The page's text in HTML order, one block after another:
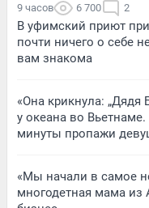
9 часов 6 700 2
В уфимский приют
почти ничего о себе
вам знакома
«Она крикнула: „Дядя
у океана во
минуты пропажи
«Мы начали в самое
многодетная мама из